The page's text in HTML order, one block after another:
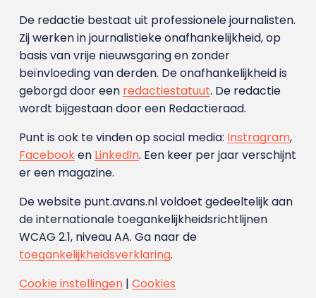
De redactie bestaat uit professionele journalisten.
Zij werken in journalistieke onafhankelijkheid, op
basis van vrije nieuwsgaring en zonder
beïnvloeding van derden. De onafhankelijkheid is
geborgd door een redactiestatuut. De redactie
wordt bijgestaan door een Redactieraad.
Punt is ook te vinden op social media: Instragram,
Facebooken LinkedIn. Een keer per jaar verschijnt
er een magazine.
De website punt.avans.nl voldoet gedeeltelijk aan
de internationale toegankelijkheidsrichtlijnen
WCAG 2.1, niveau AA. Ga naar de
toegankelijkheidsverklaring.
Cookie instellingen| Cookies